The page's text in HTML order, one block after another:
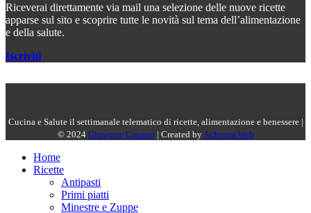
Riceverai direttamente via mail una selezione delle nuove ricette
apparse sul sito e scoprire tutte le novità sul tema dell’alimentazione
e della salute.
Iscriviti
Cucina e Salute il settimanale telematico di ricette, alimentazione e benessere |
© 2024 Giuseppe Capano | Created by AchromeWeb
Home
Ricette
Antipasti
Primi piatti
Minestre e Zuppe